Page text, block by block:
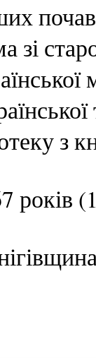
зі
з
років